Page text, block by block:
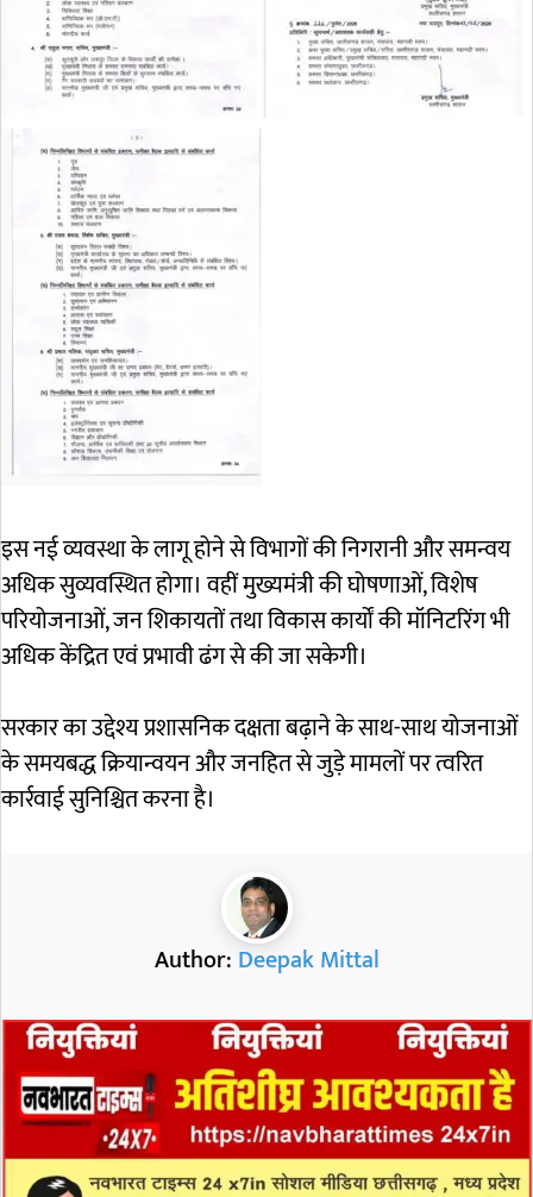
इस नई व्यवस्था के लागू होने से विभागों की निगरानी और समन्वय
अधिक सुव्यवस्थित होगा। वहीं मुख्यमंत्री की घोषणाओं, विशेष
परियोजनाओं, जन शिकायतों तथा विकास कार्यों की मॉनिटरिंग भी
अधिक केंद्रित एवं प्रभावी ढंग से की जा सकेगी।
सरकार का उद्देश्य प्रशासनिक दक्षता बढ़ाने के साथ-साथ योजनाओं
के समयबद्ध क्रियान्वयन और जनहित से जुड़े मामलों पर त्वरित
कार्रवाई सुनिश्चित करना है।
Author: Deepak Mittal